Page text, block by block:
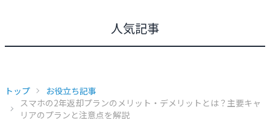
人気記事
トップ
お役立ち記事
スマホの2年返却プランのメリット・デメリットとは？主要キャ
リアのプランと注意点を解説